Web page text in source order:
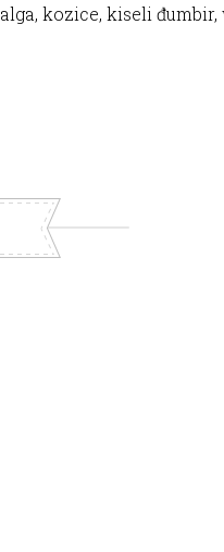
kozice, kiseli đumbir,